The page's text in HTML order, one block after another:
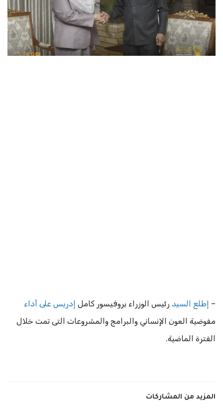
– إطلع السيد رئيس الوزراء بروفيسور كامل إدريس على أداء
مفوضية العون الإنساني والبرامج والمشروعات التى تمت خلال
الفترة الماضية.
المزيد من المشاركات